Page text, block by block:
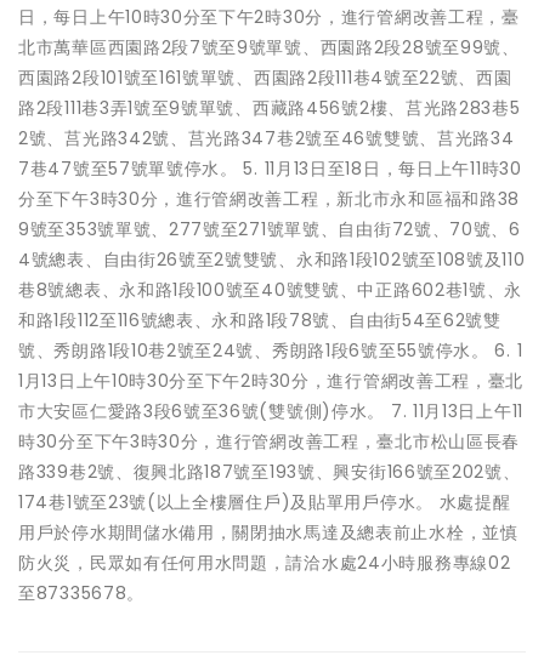
日，每日上午10時30分至下午2時30分，進行管網改善工程，臺
北市萬華區西園路2段7號至9號單號、西園路2段28號至99號、
西園路2段101號至161號單號、西園路2段111巷4號至22號、西園
路2段111巷3弄1號至9號單號、西藏路456號2樓、莒光路283巷5
2號、莒光路342號、莒光路347巷2號至46號雙號、莒光路34
7巷47號至57號單號停水。 5. 11月13日至18日，每日上午11時30
分至下午3時30分，進行管網改善工程，新北市永和區福和路38
9號至353號單號、277號至271號單號、自由街72號、70號、6
4號總表、自由街26號至2號雙號、永和路1段102號至108號及110
巷8號總表、永和路1段100號至40號雙號、中正路602巷1號、永
和路1段112至116號總表、永和路1段78號、自由街54至62號雙
號、秀朗路1段10巷2號至24號、秀朗路1段6號至55號停水。 6. 1
1月13日上午10時30分至下午2時30分，進行管網改善工程，臺北
市大安區仁愛路3段6號至36號(雙號側)停水。 7. 11月13日上午11
時30分至下午3時30分，進行管網改善工程，臺北市松山區長春
路339巷2號、復興北路187號至193號、興安街166號至202號、
174巷1號至23號(以上全樓層住戶)及貼單用戶停水。 水處提醒
用戶於停水期間儲水備用，關閉抽水馬達及總表前止水栓，並慎
防火災，民眾如有任何用水問題，請洽水處24小時服務專線02
至87335678。